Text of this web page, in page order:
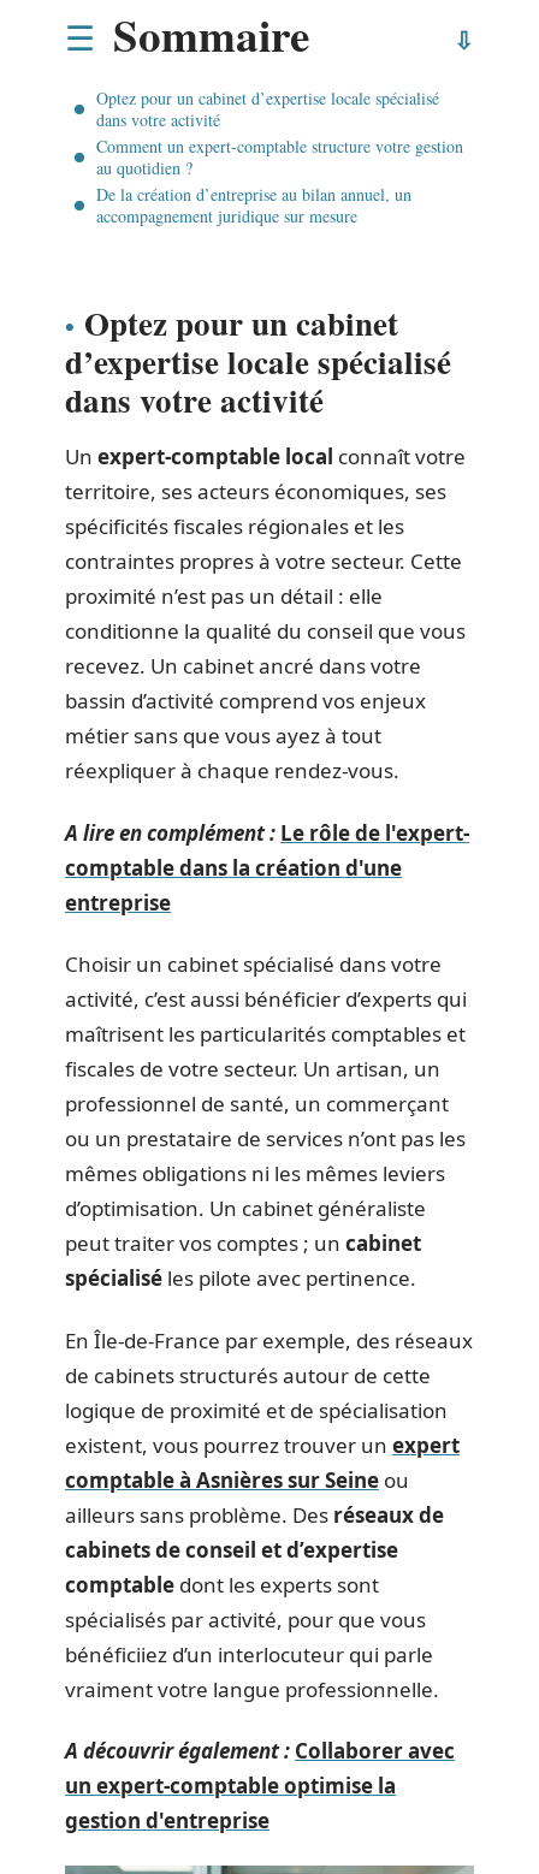
Sommaire
Optez pour un cabinet d’expertise locale spécialisé
dans votre activité
Comment un expert-comptable structure votre gestion
au quotidien ?
De la création d’entreprise au bilan annuel, un
accompagnement juridique sur mesure
Optez pour un cabinet
d’expertise locale spécialisé
dans votre activité
Un expert-comptable local connaît votre
territoire, ses acteurs économiques, ses
spécificités fiscales régionales et les
contraintes propres à votre secteur. Cette
proximité n’est pas un détail : elle
conditionne la qualité du conseil que vous
recevez. Un cabinet ancré dans votre
bassin d’activité comprend vos enjeux
métier sans que vous ayez à tout
réexpliquer à chaque rendez-vous.
A lire en complément : Le rôle de l'expert-
comptable dans la création d'une
entreprise
Choisir un cabinet spécialisé dans votre
activité, c’est aussi bénéficier d’experts qui
maîtrisent les particularités comptables et
fiscales de votre secteur. Un artisan, un
professionnel de santé, un commerçant
ou un prestataire de services n’ont pas les
mêmes obligations ni les mêmes leviers
d’optimisation. Un cabinet généraliste
peut traiter vos comptes ; un cabinet
spécialisé les pilote avec pertinence.
En Île-de-France par exemple, des réseaux
de cabinets structurés autour de cette
logique de proximité et de spécialisation
existent, vous pourrez trouver un expert
comptable à Asnières sur Seine ou
ailleurs sans problème. Des réseaux de
cabinets de conseil et d’expertise
comptable dont les experts sont
spécialisés par activité, pour que vous
bénéficiiez d’un interlocuteur qui parle
vraiment votre langue professionnelle.
A découvrir également : Collaborer avec
un expert-comptable optimise la
gestion d'entreprise